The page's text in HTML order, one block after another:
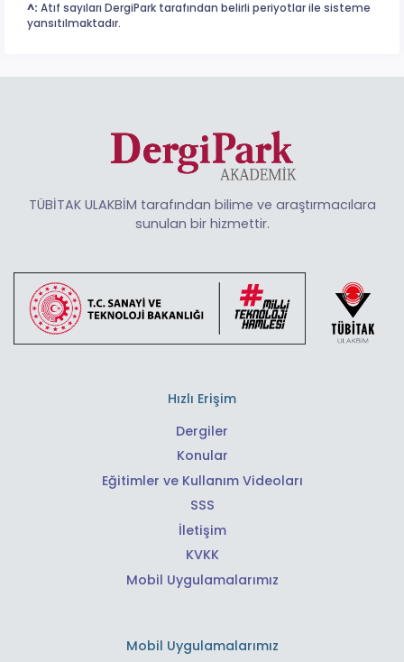
^: Atıf sayıları DergiPark tarafından belirli periyotlar ile sisteme
yansıtılmaktadır.
TÜBİTAK ULAKBİM tarafından bilime ve araştırmacılara
sunulan bir hizmettir.
Hızlı Erişim
Dergiler
Konular
Eğitimler ve Kullanım Videoları
SSS
İletişim
KVKK
Mobil Uygulamalarımız
Mobil Uygulamalarımız